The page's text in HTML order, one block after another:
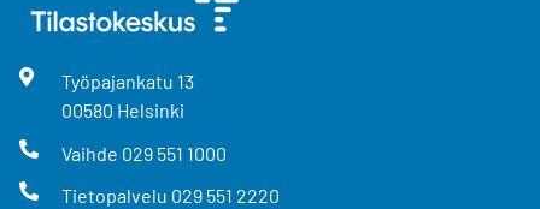
Työpajankatu 13
00580 Helsinki
Vaihde 029 551 1000
Tietopalvelu 029 551 2220